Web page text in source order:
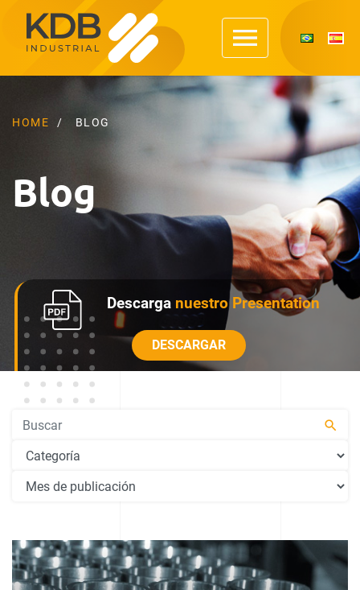
HOME BLOG
Blog
Descarga nuestro Presentation
DESCARGAR
Pesquisar